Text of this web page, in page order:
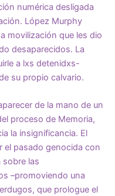
numérica desligada
López Murphy
movilización que les dio
desaparecidos. La
a lxs detenidxs-
su propio calvario.
de la mano de un
proceso de Memoria,
la insignificancia. El
el pasado genocida con
sobre las
–promoviendo una
que prologue el